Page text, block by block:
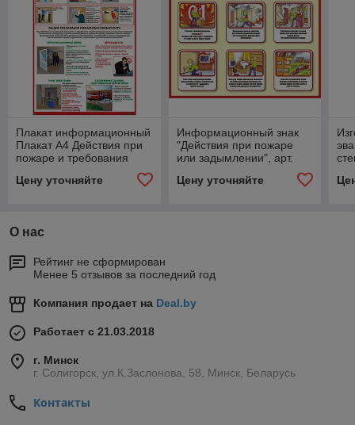
Плакат информационный
Плакат А4 Действия при
пожаре и требования
Цену уточняйте
Информационный знак
"Действия при пожаре
или задымлении", арт.
Цену уточняйте
О нас
Рейтинг не сформирован
Менее 5 отзывов за последний год
Компания продает на Deal.by
Работает с 21.03.2018
г. Минск
г. Солигорск, ул.К.Заслонова, 58, Минск, Беларусь
Контакты